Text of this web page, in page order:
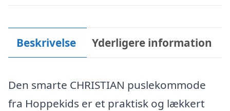
Beskrivelse Yderligere information
Den smarte CHRISTIAN puslekommode
fra Hoppekids er et praktisk og lækkert